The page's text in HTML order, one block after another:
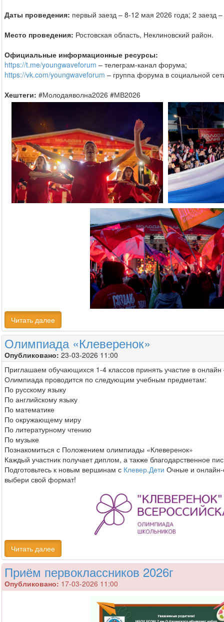
Даты проведения: первый заезд – 8-12 мая 2026 года; 2 заезд
Место проведения: Ростовская область, Неклиновский район.
Официальные информационные ресурсы:
https://t.me/youngwaveforum – телеграм-канал форума;
https://vk.com/youngwaveforum – группа форума в социальной
Хештеги: #Молодаяволна2026 #МВ2026
Читать далее
Олимпиада «Клеверенок»
Опубликовано: 23-03-2026 11:00
Приглашаем обучающихся 1-4 классов принять участие в
Олимпиада проводится по следующим учебным предметам:
По русскому языку
По английскому языку
По математике
По окружающему миру
По литературному чтению
По музыке
Познакомиться с Положением олимпиады «Клеверенок»
Каждый участник получает диплом, а также благодарственное
Подготовьтесь к новым вершинам с Клевер.Дети Очные и
выбери свой формат!
Читать далее
Приём первоклассников 2026г
Опубликовано: 17-03-2026 11:00